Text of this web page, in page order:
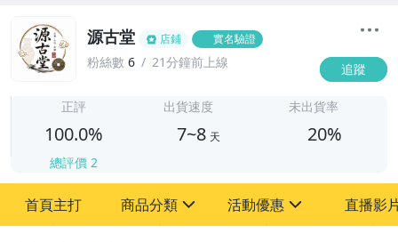
源古堂 店鋪 實名驗證
粉絲數 6 21分鐘前上線 追蹤
正評
100.0%
總評價 2
出貨速度
7~8 天
未出貨率
20%
首頁主打 商品分類 活動優惠 直播影